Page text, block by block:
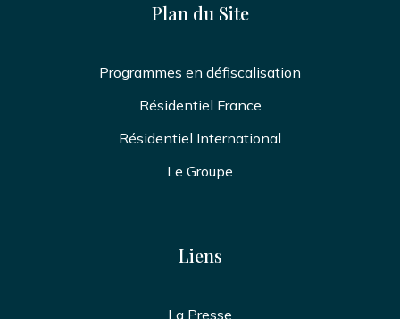
Plan du Site
Programmes en défiscalisation
Résidentiel France
Résidentiel International
Le Groupe
Liens
La Presse